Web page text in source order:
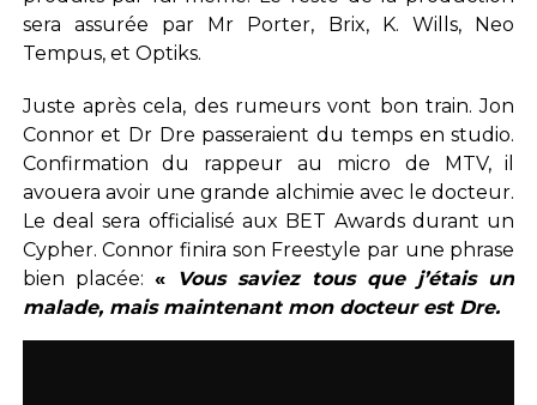
sera assurée par Mr Porter, Brix, K. Wills, Neo
Tempus, et Optiks.
Juste après cela, des rumeurs vont bon train. Jon
Connor et Dr Dre passeraient du temps en studio.
Confirmation du rappeur au micro de MTV, il
avouera avoir une grande alchimie avec le docteur.
Le deal sera officialisé aux BET Awards durant un
Cypher. Connor finira son Freestyle par une phrase
bien placée: «
Vous saviez tous que j’étais un
malade, mais maintenant mon docteur est Dre.